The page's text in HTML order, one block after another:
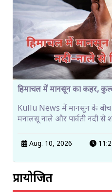
हिमाचल में मानसून का कहर,
Kullu News में मानसून के बीच
मनालसू नाले और पार्वती नदी से
Aug. 10, 2026
प्रायोजित